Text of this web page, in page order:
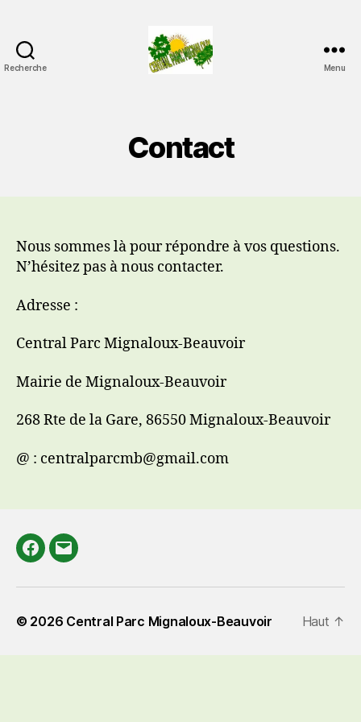
Recherche
Beauvoir
Menu
Contact
Nous sommes là pour répondre à vos questions.
N’hésitez pas à nous contacter.
Adresse :
Central Parc Mignaloux-Beauvoir
Mairie de Mignaloux-Beauvoir
268 Rte de la Gare, 86550 Mignaloux-Beauvoir
@ : centralparcmb@gmail.com
Facebook
E-
© 2026 Central Parc Mignaloux-Beauvoir Haut ↑